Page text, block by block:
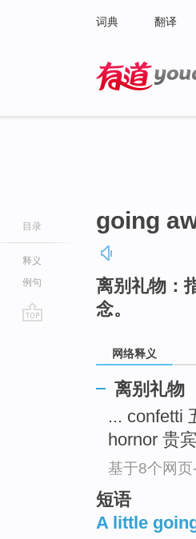
词典 翻译
目录
释义
例句
going
离别礼物：
念。
网络释义
离别礼物
... confetti
hornor 贵
基于8个网页
短语
A little